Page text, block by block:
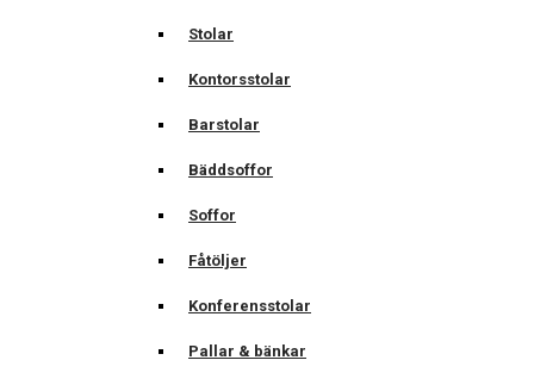
Stolar
Kontorsstolar
Barstolar
Bäddsoffor
Soffor
Fåtöljer
Konferensstolar
Pallar & bänkar